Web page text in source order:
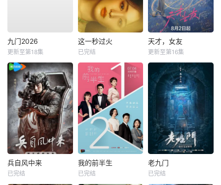
九门2026
更新至第18集
这一秒过火
已完结
天才，女友
更新至第16集
兵自风中来
已完结
我的前半生
已完结
老九门
已完结